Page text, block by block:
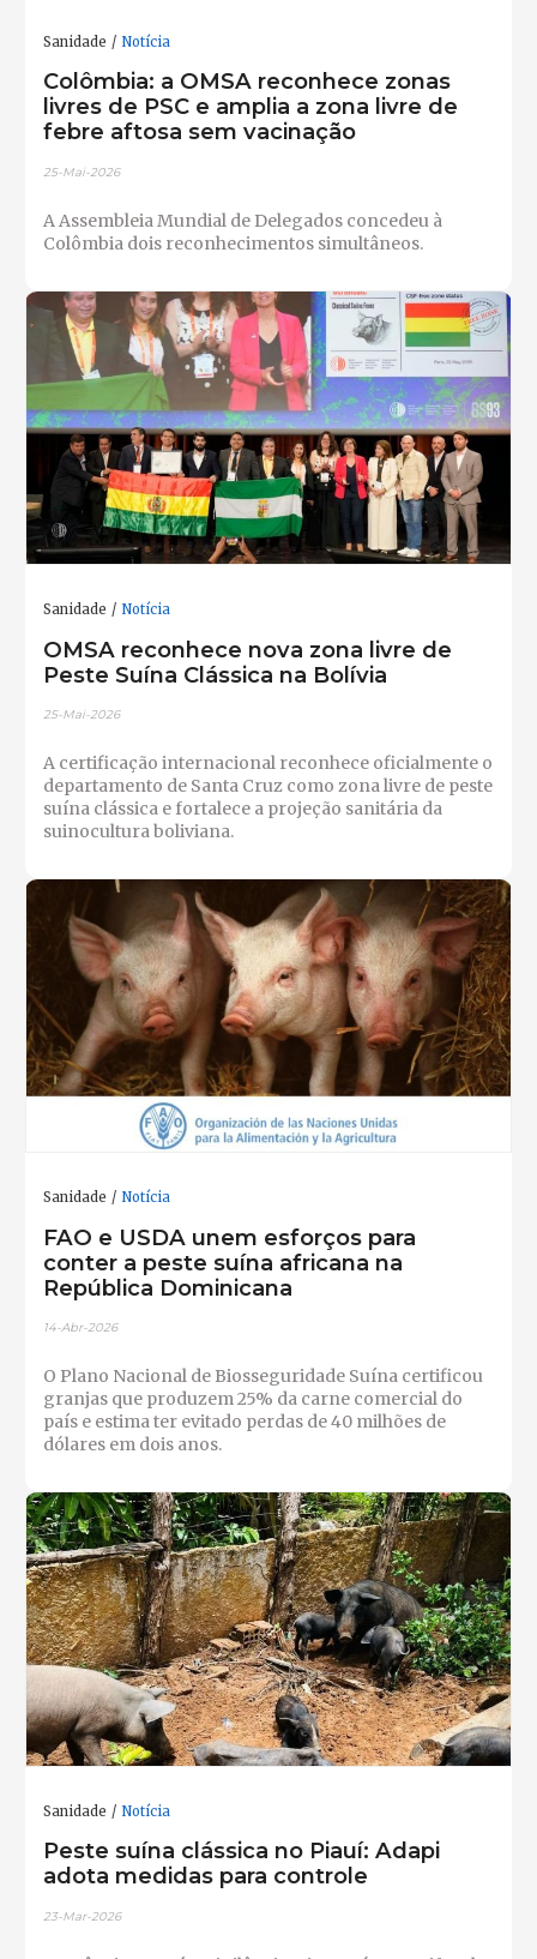
Sanidade Notícia
Colômbia: a OMSA reconhece zonas
livres de PSC e amplia a zona livre de
febre aftosa sem vacinação
25-Mai-2026
A Assembleia Mundial de Delegados concedeu à
Colômbia dois reconhecimentos simultâneos.
Sanidade Notícia
OMSA reconhece nova zona livre de
Peste Suína Clássica na Bolívia
25-Mai-2026
A certificação internacional reconhece oficialmente o
departamento de Santa Cruz como zona livre de peste
suína clássica e fortalece a projeção sanitária da
suinocultura boliviana.
Sanidade Notícia
FAO e USDA unem esforços para
conter a peste suína africana na
República Dominicana
14-Abr-2026
O Plano Nacional de Biosseguridade Suína certificou
granjas que produzem 25% da carne comercial do
país e estima ter evitado perdas de 40 milhões de
dólares em dois anos.
Sanidade Notícia
Peste suína clássica no Piauí: Adapi
adota medidas para controle
23-Mar-2026